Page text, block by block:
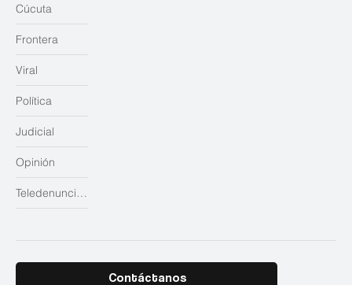
Judicial
Opinión
Teledenuncias
Cúcuta
Frontera
Viral
Política
Contáctanos